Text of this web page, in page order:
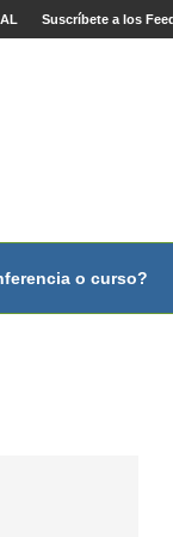
Suscríbete a los
o curso?